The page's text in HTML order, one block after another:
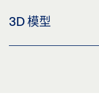
CUSTOMER
3D 模型